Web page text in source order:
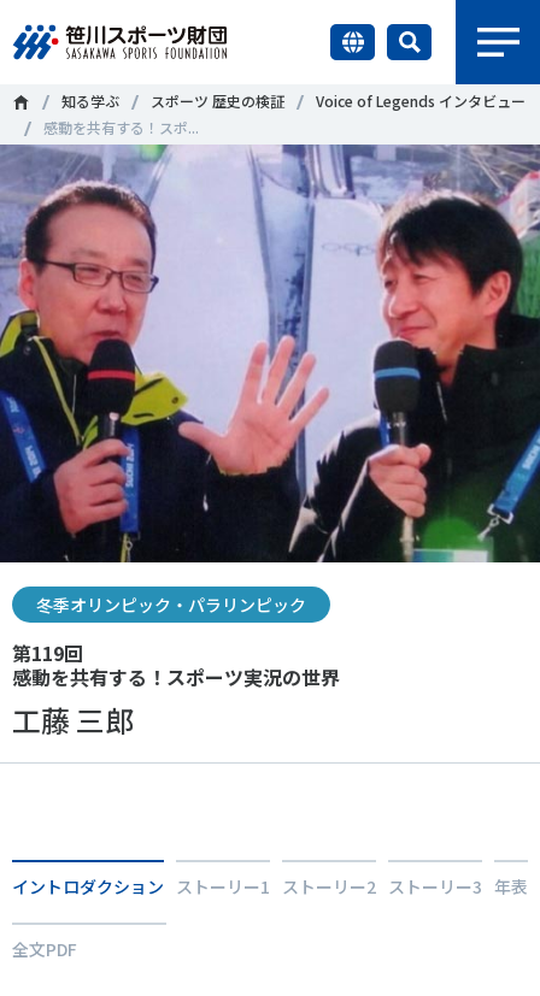
財団情報
研究員紹介
調査・研究
社会づくり
国際情報
知る学ぶ
ニュース
お問い合わせ・お申し込み
会員登録
＃誰が子どものスポーツをささえるのか ＃部活動
＃アクティブなまちづくり ＃日本人の身体活動と健康寿命
＃障害者スポーツ ＃スポーツ基本計画 ＃競技人口
＃高齢者スポーツ ＃差別とダイバーシティ
調査・研究
スポーツライフ・データ
スポーツ白書
政策提言
子どものスポーツ
障害者スポーツ
スポーツによるまちづくり
健康とスポーツ
知る学ぶ スポーツ 歴史の検証
Voice of Legends インタビュー
感動を共有する！スポ...
冬季オリンピック・パラリンピック
第119回
感動を共有する！スポーツ実況の世界
工藤 三郎
イントロダクション ストーリー1 ストーリー2 ストーリー3 年表
全文PDF